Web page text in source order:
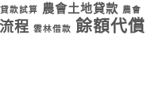
款試算 農會土地貸款 農會
程 雲林借款 餘額代償